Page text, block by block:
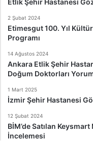
2 Şubat 2024
Etimesgut 100. Yıl
Programı
14 Ağustos 2024
Ankara Etlik Şehir
Doğum Doktorları
1 Mart 2025
İzmir Şehir Hastanesi
12 Şubat 2024
BİM’de Satılan
İncelemesi